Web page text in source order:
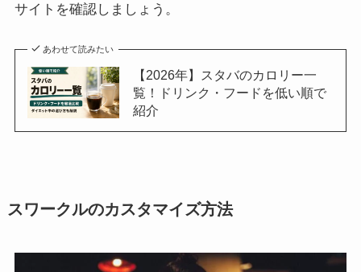
サイトを確認しましょう。
あわせて読みたい
【2026年】スタバのカロリー一
覧！ドリンク・フードを低い順で
紹介
スワークルのカスタマイズ方法